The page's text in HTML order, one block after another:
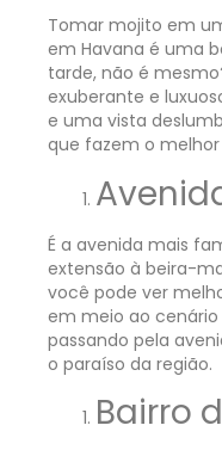
Tomar mojito em
em Havana é uma
tarde, não é
exuberante e
e uma vista
que fazem o
É a avenida mais
extensão à beira-
você pode ver
em meio ao cenário
passando pela
o paraíso da região.
Bairro